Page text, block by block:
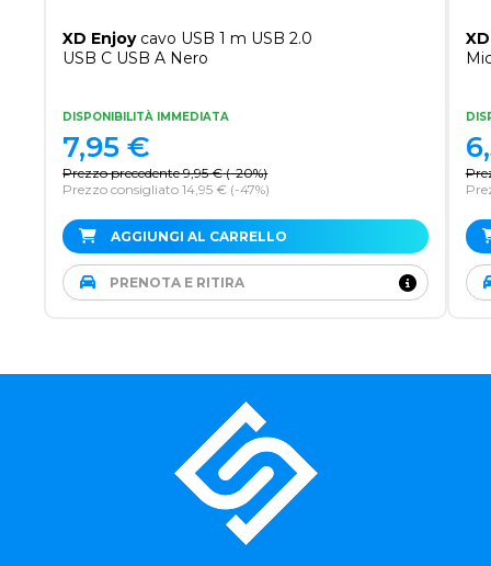
XD Enjoycavo USB 1 m USB 2.0
USB C USB A Nero
DISPONIBILITÀ IMMEDIATA
Prezzo precedente 9,95 € (-20%)
Prezzo consigliato 14,95 € (-47%)
7,95 €
AGGIUNGI AL CARRELLO
PRENOTA E RITIRA